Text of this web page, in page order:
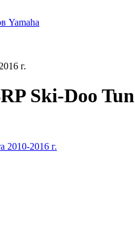
Yamaha
г.
Ski-Doo